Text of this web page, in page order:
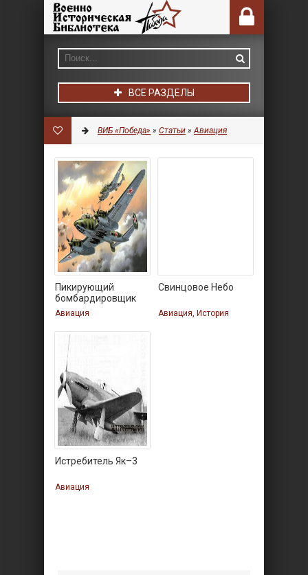
ВСЕ РАЗДЕЛЫ
ВИБ «Победа» » Статьи »Авиация
Пикирующий
бомбардировщик
Авиация
Свинцовое Небо
Авиация, История
Истребитель Як–3
Авиация